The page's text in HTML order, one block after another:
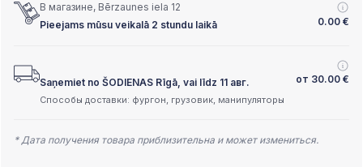
В магазине, Bērzaunes iela 12
Pieejams mūsu veikalā 2 stundu laikā
0.00 €
Saņemiet no ŠODIENAS Rīgā, vai līdz 11 авг. от 30.00 €
Способы доставки: фургон, грузовик, манипуляторы
* Дата получения товара приблизительна и может измениться.